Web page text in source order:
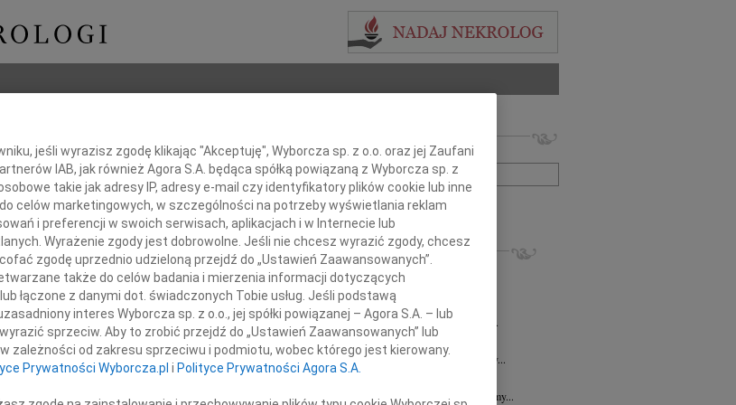
i żałobie
współczucia
Imię i nazwisko lub numer ogłoszenia:
+ szukanie zaawansowane
INNE NEKROLOGI
05.08.2026Gdańsk
Nasze Koleżance Renacie Sęk w trudnych...
04.08.2026Gdańsk
Panu Piotrowi Widzowi Radnemu Sejmiku...
Zofia Mazurek
03.08.2026
Naszej Koleżance Beacie Rumińskiej wyrazy...
31.07.2026
Droga Aniu, z głębokim smutkiem przyjęliśmy...
jeśli wyrazisz zgodę klikając "Akceptuję", Wyborcza sp. z o.o. oraz jej Zaufani
IAB, jak również Agora S.A. będąca spółką powiązaną z Wyborcza sp. z
takie jak adresy IP, adresy e-mail czy identyfikatory plików cookie lub inne
celów marketingowych, w szczególności na potrzeby wyświetlania reklam
i preferencji w swoich serwisach, aplikacjach i w Internecie lub
Wyrażenie zgody jest dobrowolne. Jeśli nie chcesz wyrazić zgody, chcesz
zgodę uprzednio udzieloną przejdź do „Ustawień Zaawansowanych”.
także do celów badania i mierzenia informacji dotyczących
łączone z danymi dot. świadczonych Tobie usług. Jeśli podstawą
interes Wyborcza sp. z o.o., jej spółki powiązanej – Agora S.A. – lub
sprzeciw. Aby to zrobić przejdź do „Ustawień Zaawansowanych” lub
zależności od zakresu sprzeciwu i podmiotu, wobec którego jest kierowany.
Prywatności Wyborcza.pl i Polityce Prywatności Agora S.A.